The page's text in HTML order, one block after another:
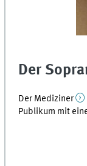
Der
Der Mediziner
Publikum mit